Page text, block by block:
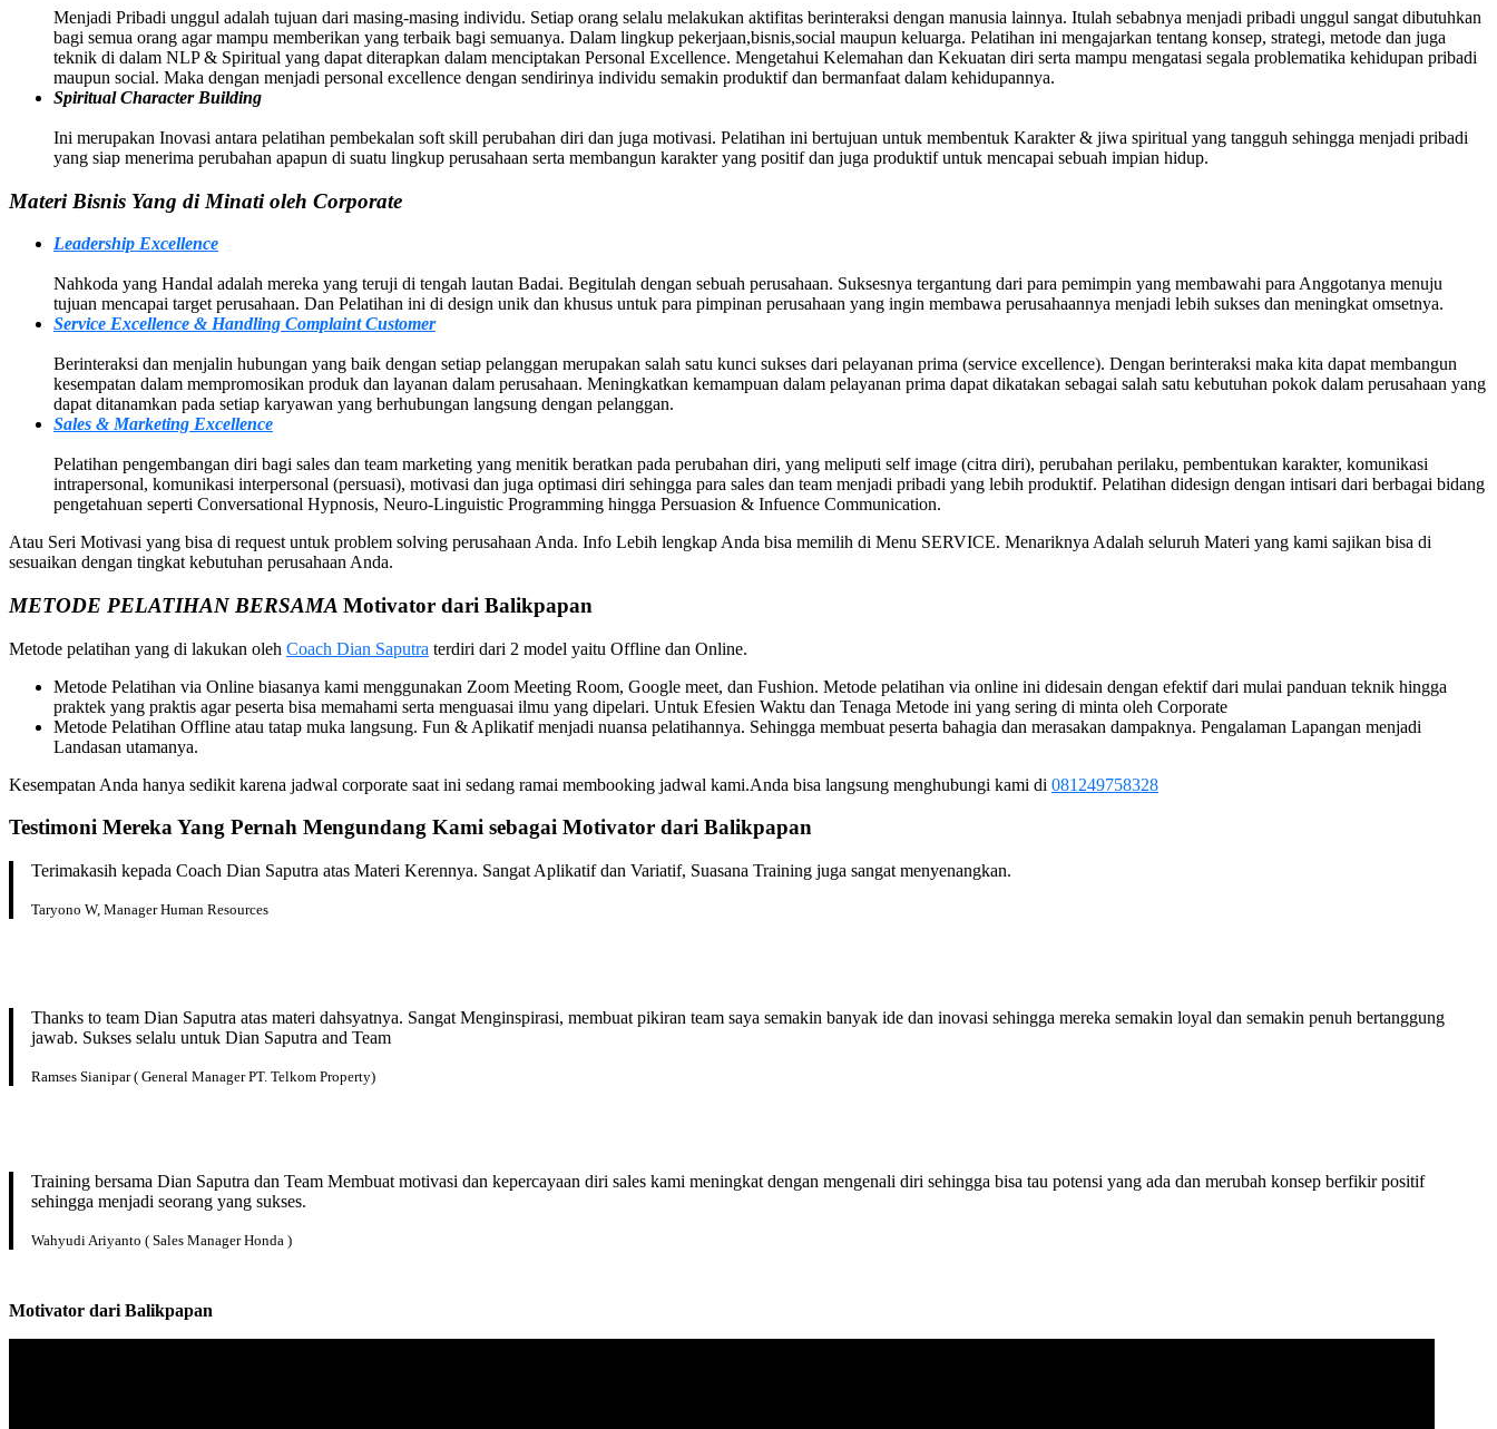
Menjadi Pribadi unggul adalah tujuan dari masing-masing individu. Setiap orang selalu melakukan aktifitas berinteraksi dengan manusia lainnya. Itulah sebabnya menjadi pribadi unggul sangat dibutuhkan
bagi semua orang agar mampu memberikan yang terbaik bagi semuanya. Dalam lingkup pekerjaan,bisnis,social maupun keluarga. Pelatihan ini mengajarkan tentang konsep, strategi, metode dan juga
teknik di dalam NLP & Spiritual yang dapat diterapkan dalam menciptakan Personal Excellence. Mengetahui Kelemahan dan Kekuatan diri serta mampu mengatasi segala problematika kehidupan pribadi
maupun social. Maka dengan menjadi personal excellence dengan sendirinya individu semakin produktif dan bermanfaat dalam kehidupannya.
Spiritual Character Building
Ini merupakan Inovasi antara pelatihan pembekalan soft skill perubahan diri dan juga motivasi. Pelatihan ini bertujuan untuk membentuk Karakter & jiwa spiritual yang tangguh sehingga menjadi pribadi
yang siap menerima perubahan apapun di suatu lingkup perusahaan serta membangun karakter yang positif dan juga produktif untuk mencapai sebuah impian hidup.
Materi Bisnis Yang di Minati oleh Corporate
Leadership Excellence
Nahkoda yang Handal adalah mereka yang teruji di tengah lautan Badai. Begitulah dengan sebuah perusahaan. Suksesnya tergantung dari para pemimpin yang membawahi para Anggotanya menuju
tujuan mencapai target perusahaan. Dan Pelatihan ini di design unik dan khusus untuk para pimpinan perusahaan yang ingin membawa perusahaannya menjadi lebih sukses dan meningkat omsetnya.
Service Excellence & Handling Complaint Customer
Berinteraksi dan menjalin hubungan yang baik dengan setiap pelanggan merupakan salah satu kunci sukses dari pelayanan prima (service excellence). Dengan berinteraksi maka kita dapat membangun
kesempatan dalam mempromosikan produk dan layanan dalam perusahaan. Meningkatkan kemampuan dalam pelayanan prima dapat dikatakan sebagai salah satu kebutuhan pokok dalam perusahaan yang
dapat ditanamkan pada setiap karyawan yang berhubungan langsung dengan pelanggan.
Sales & Marketing Excellence
Pelatihan pengembangan diri bagi sales dan team marketing yang menitik beratkan pada perubahan diri, yang meliputi self image (citra diri), perubahan perilaku, pembentukan karakter, komunikasi
intrapersonal, komunikasi interpersonal (persuasi), motivasi dan juga optimasi diri sehingga para sales dan team menjadi pribadi yang lebih produktif. Pelatihan didesign dengan intisari dari berbagai bidang
pengetahuan seperti Conversational Hypnosis, Neuro-Linguistic Programming hingga Persuasion & Infuence Communication.
Atau Seri Motivasi yang bisa di request untuk problem solving perusahaan Anda. Info Lebih lengkap Anda bisa memilih di Menu SERVICE. Menariknya Adalah seluruh Materi yang kami sajikan bisa di
sesuaikan dengan tingkat kebutuhan perusahaan Anda.
METODE PELATIHAN BERSAMA Motivator dari Balikpapan
Metode pelatihan yang di lakukan oleh Coach Dian Saputra terdiri dari 2 model yaitu Offline dan Online.
Metode Pelatihan via Online biasanya kami menggunakan Zoom Meeting Room, Google meet, dan Fushion. Metode pelatihan via online ini didesain dengan efektif dari mulai panduan teknik hingga
praktek yang praktis agar peserta bisa memahami serta menguasai ilmu yang dipelari. Untuk Efesien Waktu dan Tenaga Metode ini yang sering di minta oleh Corporate
Metode Pelatihan Offline atau tatap muka langsung. Fun & Aplikatif menjadi nuansa pelatihannya. Sehingga membuat peserta bahagia dan merasakan dampaknya. Pengalaman Lapangan menjadi
Landasan utamanya.
Kesempatan Anda hanya sedikit karena jadwal corporate saat ini sedang ramai membooking jadwal kami.Anda bisa langsung menghubungi kami di 081249758328
Testimoni Mereka Yang Pernah Mengundang Kami sebagai Motivator dari Balikpapan
Terimakasih kepada Coach Dian Saputra atas Materi Kerennya. Sangat Aplikatif dan Variatif, Suasana Training juga sangat menyenangkan.
Taryono W, Manager Human Resources
Thanks to team Dian Saputra atas materi dahsyatnya. Sangat Menginspirasi, membuat pikiran team saya semakin banyak ide dan inovasi sehingga mereka semakin loyal dan semakin penuh bertanggung
jawab. Sukses selalu untuk Dian Saputra and Team
Ramses Sianipar ( General Manager PT. Telkom Property)
Training bersama Dian Saputra dan Team Membuat motivasi dan kepercayaan diri sales kami meningkat dengan mengenali diri sehingga bisa tau potensi yang ada dan merubah konsep berfikir positif
sehingga menjadi seorang yang sukses.
Wahyudi Ariyanto ( Sales Manager Honda )
Motivator dari Balikpapan